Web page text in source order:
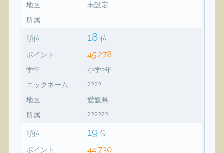
地区
未設定
所属
順位 18 位
ポイント 45,278
学年
小学2年
ニックネーム
????
地区
愛媛県
所属
??????
順位 19 位
ポイント 44,730